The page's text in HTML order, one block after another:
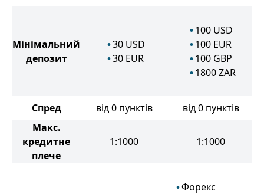
Мінімальний
депозит
30 USD
30 EUR
100 USD
100 EUR
100 GBP
1800ZAR
Спред від 0 пунктів
від 0 пунктів
Макс.
кредитне
плече
1:1000 1:1000
Форекс